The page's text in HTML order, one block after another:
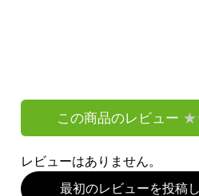
この商品のレビュー
レビューはありません。
最初のレビューを投稿